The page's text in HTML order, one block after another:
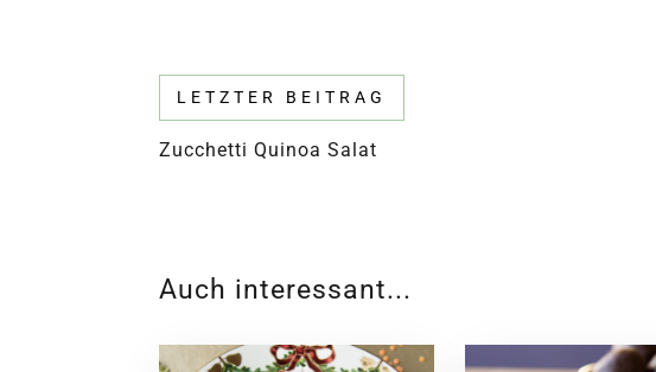
LETZTER BEITRAG
Zucchetti Quinoa Salat
Auch interessant...